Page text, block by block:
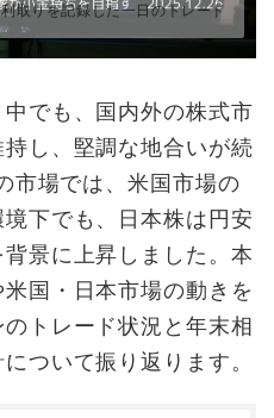
取りを記録した一日のトレード
でも、国内外の株式市
し、堅調な地合いが続
市場では、米国市場の
下でも、日本株は円安
景に上昇しました。本
国・日本市場の動きを
トレード状況と年末相
ついて振り返ります。